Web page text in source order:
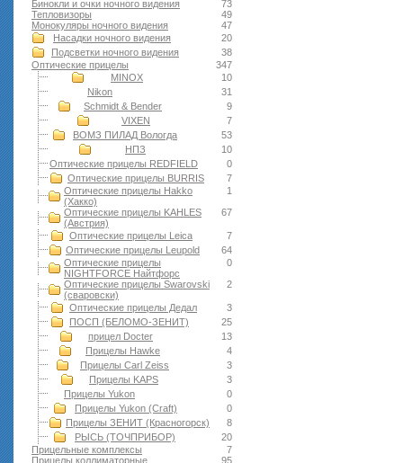
73
Бинокли и очки ночного видения
49
Тепловизоры
47
Монокуляры ночного видения
20
Насадки ночного видения
38
Подсветки ночного видения
347
Оптические прицелы
10
MINOX
31
Nikon
9
Schmidt & Bender
7
VIXEN
53
ВОМЗ ПИЛАД Вологда
10
НПЗ
0
Оптические прицелы REDFIELD
7
Оптические прицелы BURRIS
1
Оптические прицелы Hakko
(Хакко)
67
Оптические прицелы KAHLES
(Австрия)
7
Оптические прицелы Leica
64
Оптические прицелы Leupold
0
Оптические прицелы
NIGHTFORCE Найтфорс
2
Оптические прицелы Swarovski
(сваровски)
3
Оптические прицелы Дедал
25
ПОСП (БЕЛОМО-ЗЕНИТ)
13
прицел Docter
4
Прицелы Hawke
3
Прицелы Carl Zeiss
3
Прицелы KAPS
0
Прицелы Yukon
0
Прицелы Yukon (Craft)
8
Прицелы ЗЕНИТ (Красногорск)
20
РЫСЬ (ТОЧПРИБОР)
7
Прицельные комплексы
95
Прицелы коллиматорные